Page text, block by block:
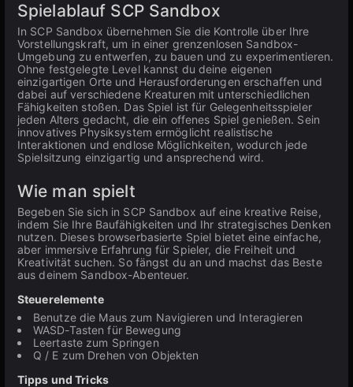
Spielablauf SCP Sandbox
In SCP Sandbox übernehmen Sie die Kontrolle über Ihre
Vorstellungskraft, um in einer grenzenlosen Sandbox-
Umgebung zu entwerfen, zu bauen und zu experimentieren.
Ohne festgelegte Level kannst du deine eigenen
einzigartigen Orte und Herausforderungen erschaffen und
dabei auf verschiedene Kreaturen mit unterschiedlichen
Fähigkeiten stoßen. Das Spiel ist für Gelegenheitsspieler
jeden Alters gedacht, die ein offenes Spiel genießen. Sein
innovatives Physiksystem ermöglicht realistische
Interaktionen und endlose Möglichkeiten, wodurch jede
Spielsitzung einzigartig und ansprechend wird.
Wie man spielt
Begeben Sie sich in SCP Sandbox auf eine kreative Reise,
indem Sie Ihre Baufähigkeiten und Ihr strategisches Denken
nutzen. Dieses browserbasierte Spiel bietet eine einfache,
aber immersive Erfahrung für Spieler, die Freiheit und
Kreativität suchen. So fängst du an und machst das Beste
aus deinem Sandbox-Abenteuer.
Steuerelemente
Benutze die Maus zum Navigieren und Interagieren
WASD-Tasten für Bewegung
Leertaste zum Springen
Q / E zum Drehen von Objekten
Tipps und Tricks